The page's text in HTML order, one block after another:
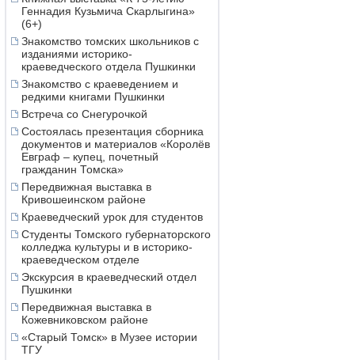
Геннадия Кузьмича Скарлыгина»
(6+)
Знакомство томских школьников с
изданиями историко-
краеведческого отдела Пушкинки
Знакомство с краеведением и
редкими книгами Пушкинки
Встреча со Снегурочкой
Состоялась презентация сборника
документов и материалов «Королёв
Евграф – купец, почетный
гражданин Томска»
Передвижная выставка в
Кривошеинском районе
Краеведческий урок для студентов
Студенты Томского губернаторского
колледжа культуры и в историко-
краеведческом отделе
Экскурсия в краеведческий отдел
Пушкинки
Передвижная выставка в
Кожевниковском районе
«Старый Томск» в Музее истории
ТГУ